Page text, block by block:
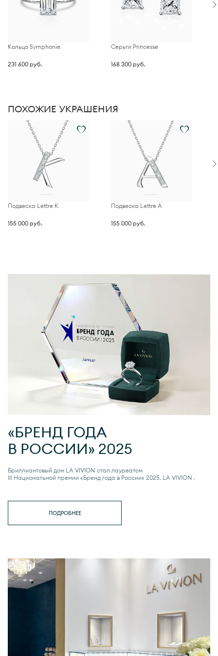
Кольцо Symphonie
231 600 руб.
Серьги Princesse
168 300 руб.
ПОХОЖИЕ УКРАШЕНИЯ
Подвеска Lettre К
155 000 руб.
Подвеска Lettre А
155 000 руб.
«БРЕНД ГОДА
В РОССИИ» 2025
Бриллиантовый дом LA VIVION стал лауреатом
III Национальной премии «Бренд года в России» 2025. LA VIVION .
ПОДРОБНЕЕ